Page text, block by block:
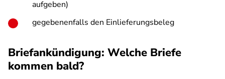
aufgeben)
gegebenenfalls den Einlieferungsbeleg
Briefankündigung: Welche Briefe
kommen bald?